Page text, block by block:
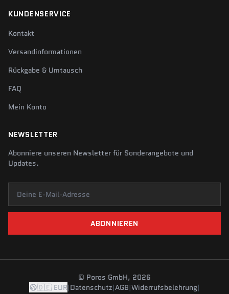
KUNDENSERVICE
Kontakt
Versandinformationen
Rückgabe & Umtausch
FAQ
Mein Konto
NEWSLETTER
Abonniere unseren Newsletter für Sonderangebote und
Updates.
Deine E-Mail-Adresse
ABONNIEREN
© Poros GmbH, 2026
🇩🇪 EUR|Datenschutz|AGB|Widerrufsbelehrung|